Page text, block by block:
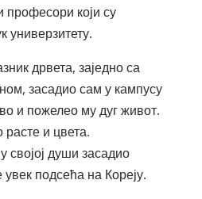
професори који су
универзитету.
дрвета, заједно са
засадио сам у кампусу
и пожелео му дуг живот.
и цвета.
својој души засадио
подсећа на Кореју.